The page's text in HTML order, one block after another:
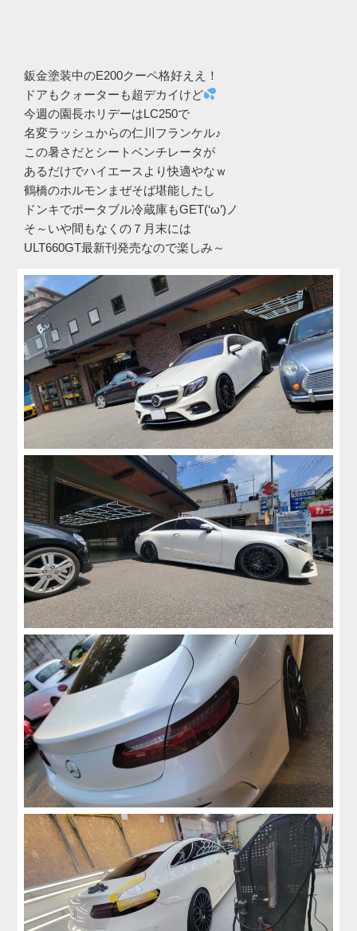
鈑金塗装中のE200クーペ格好ええ！
ドアもクォーターも超デカイけど
今週の園長ホリデーはLC250で
名変ラッシュからの仁川フランケル♪
この暑さだとシートベンチレータが
あるだけでハイエースより快適やなｗ
鶴橋のホルモンまぜそば堪能したし
ドンキでポータブル冷蔵庫もGET(‘ω’)ノ
そ～いや間もなくの７月末には
ULT660GT最新刊発売なので楽しみ～